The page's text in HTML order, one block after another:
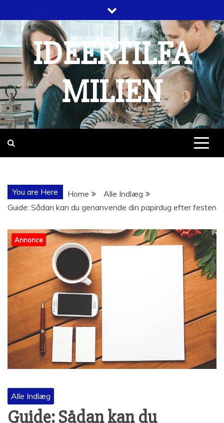
to
content
IDEERTILFA
MILIEN
You are Here Home
Alle Indlæg
Guide: Sådan kan du genanvende din papirdug efter festen
Annonce
Alle Indlæg
Guide: Sådan kan du